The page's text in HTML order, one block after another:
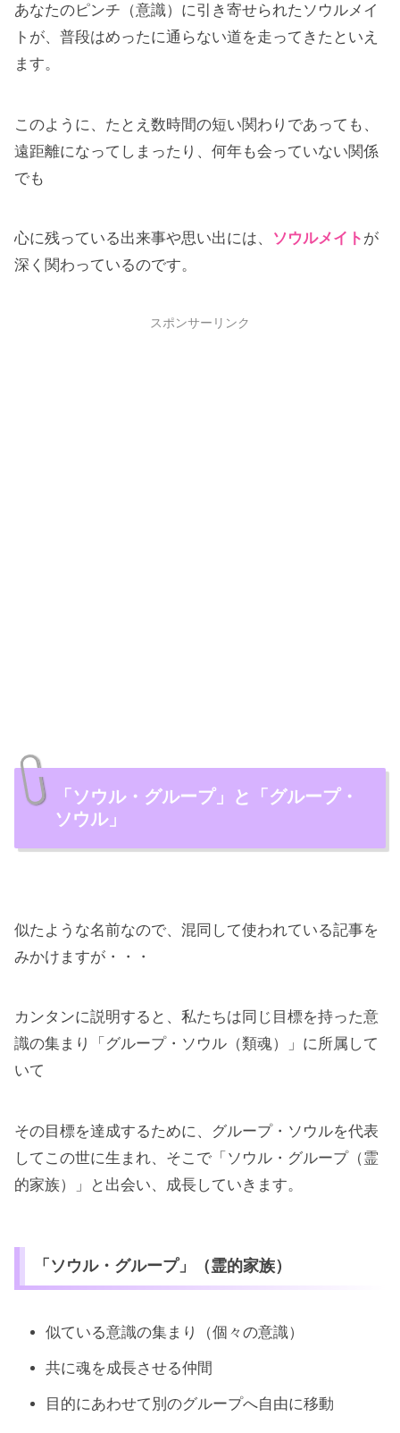
あなたのピンチ（意識）に引き寄せられたソウルメイ
トが、普段はめったに通らない道を走ってきたといえ
ます。
このように、たとえ数時間の短い関わりであっても、
遠距離になってしまったり、何年も会っていない関係
でも
心に残っている出来事や思い出には、 ソウルメイト が
深く関わっているのです。
スポンサーリンク
「ソウル・グループ」と「グループ・
ソウル」
似たような名前なので、混同して使われている記事を
みかけますが・・・
カンタンに説明すると、私たちは同じ目標を持った意
識の集まり「グループ・ソウル（類魂）」に所属して
いて
その目標を達成するために、グループ・ソウルを代表
してこの世に生まれ、そこで「ソウル・グループ（霊
的家族）」と出会い、成長していきます。
「ソウル・グループ」（霊的家族）
似ている意識の集まり（個々の意識）
共に魂を成長させる仲間
目的にあわせて別のグループへ自由に移動